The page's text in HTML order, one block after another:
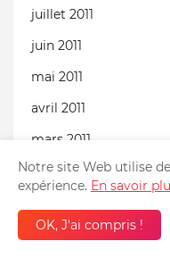
juillet 2011
juin 2011
mai 2011
avril 2011
mars 2011
février 2011
décembre 2010
Notre site Web utilise
expérience. En savoir
OK, J'ai compris !